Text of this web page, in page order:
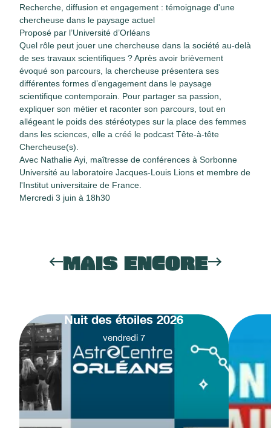
Recherche, diffusion et engagement : témoignage d'une
chercheuse dans le paysage actuel
Proposé par l’Université d’Orléans
Quel rôle peut jouer une chercheuse dans la société au-delà
de ses travaux scientifiques ? Après avoir brièvement
évoqué son parcours, la chercheuse présentera ses
différentes formes d’engagement dans le paysage
scientifique contemporain. Pour partager sa passion,
expliquer son métier et raconter son parcours, tout en
allégeant le poids des stéréotypes sur la place des femmes
dans les sciences, elle a créé le podcast Tête-à-tête
Chercheuse(s).
Avec Nathalie Ayi, maîtresse de conférences à Sorbonne
Université au laboratoire Jacques-Louis Lions et membre de
l'Institut universitaire de France.
Mercredi 3 juin à 18h30
MAIS ENCORE
Nuit des étoiles 2026
vendredi 7